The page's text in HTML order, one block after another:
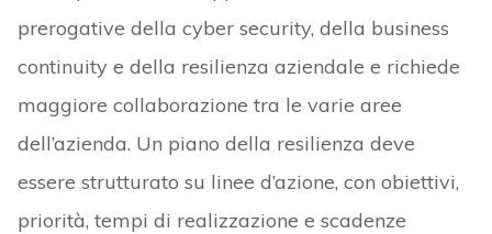
prerogative della cyber security, della business
continuity e della resilienza aziendale e richiede
maggiore collaborazione tra le varie aree
dell’azienda. Un piano della resilienza deve
essere strutturato su linee d’azione, con obiettivi,
priorità, tempi di realizzazione e scadenze